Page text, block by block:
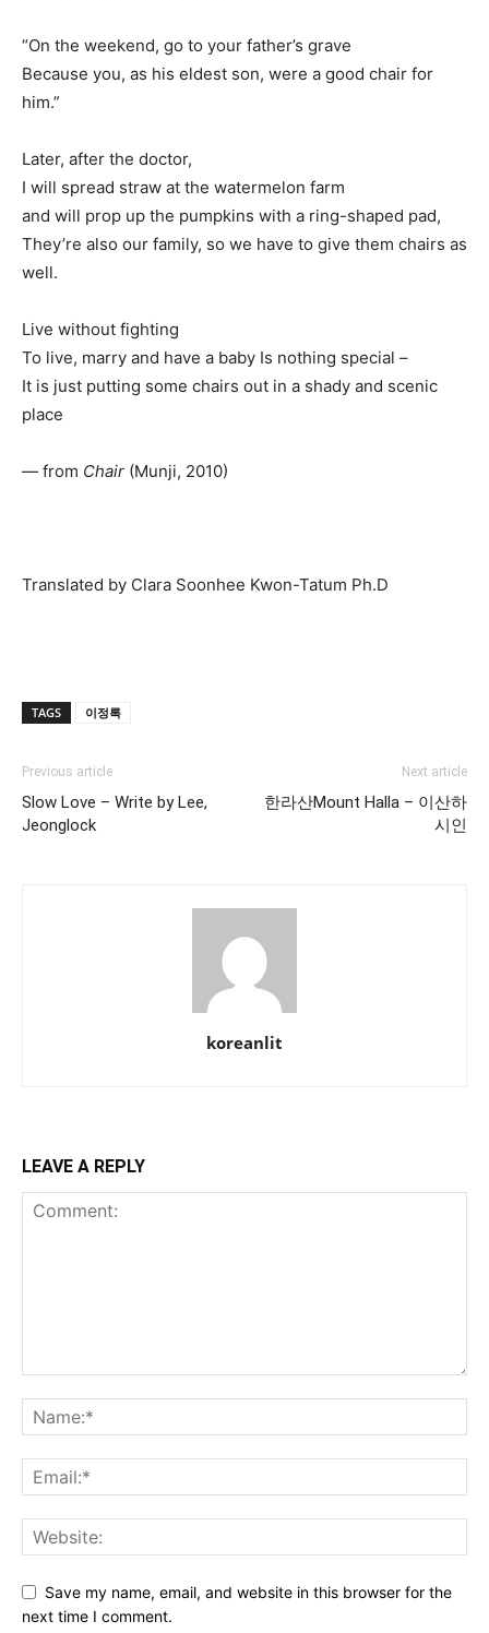
“On the weekend, go to your father’s grave
Because you, as his eldest son, were a good chair for
him.”
Later, after the doctor,
I will spread straw at the watermelon farm
and will prop up the pumpkins with a ring-shaped pad,
They’re also our family, so we have to give them chairs as
well.
Live without fighting
To live, marry and have a baby Is nothing special –
It is just putting some chairs out in a shady and scenic
place
— from Chair (Munji, 2010)
Translated by Clara Soonhee Kwon-Tatum Ph.D
TAGS 이정록
Previous article
Slow Love – Write by Lee,
Jeonglock
Next article
한라산Mount Halla – 이산하
시인
koreanlit
LEAVE A REPLY
Save my name, email, and website in this browser for the
next time I comment.